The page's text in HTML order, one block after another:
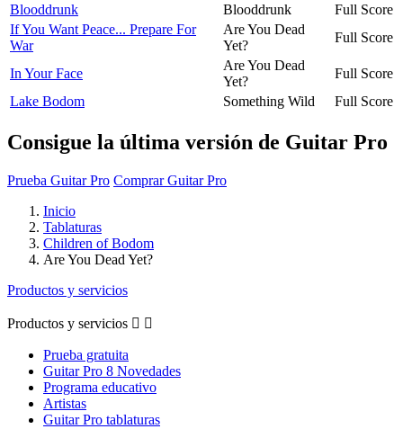
Blooddrunk
Blooddrunk
Full Score
If You Want Peace... Prepare For
War
Are You Dead
Yet?
Full Score
In Your Face
Are You Dead
Yet?
Full Score
Lake Bodom
Something Wild Full Score
Consigue la última versión de Guitar Pro
Prueba Guitar Pro Comprar Guitar Pro
Inicio
Tablaturas
Children of Bodom
Are You Dead Yet?
Productos y servicios
Productos y servicios  
Prueba gratuita
Guitar Pro 8 Novedades
Programa educativo
Artistas
Guitar Pro tablaturas